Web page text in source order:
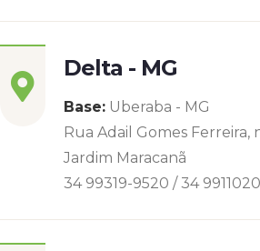
Delta - MG
Base: Uberaba - MG
Rua Adail Gomes Ferreira,
Jardim Maracanã
34 99319-9520 / 34